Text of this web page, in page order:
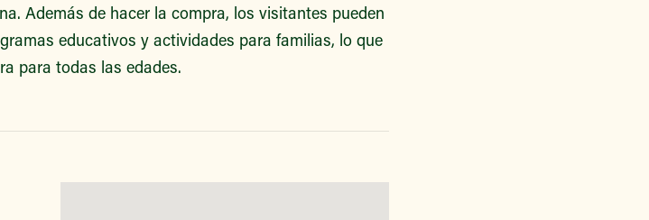
Además de hacer la compra, los visitantes pueden
educativos y actividades para familias, lo que
para todas las edades.